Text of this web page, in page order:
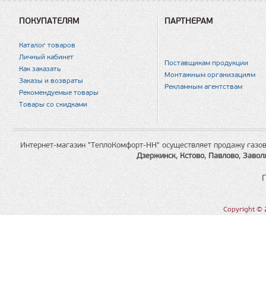
ПОКУПАТЕЛЯМ
Каталог товаров
Личный кабинет
Как заказать
Заказы и возвраты
Рекомендуемые товары
Товары со скидками
ПАРТНЕРАМ
Поставщикам продукции
Монтажным организациям
Рекламным агентствам
Интернет-магазин "ТеплоКомфорт-НН" осуществляет продажу
Дзержинск, Кстово, Павлово,
Copyright ©